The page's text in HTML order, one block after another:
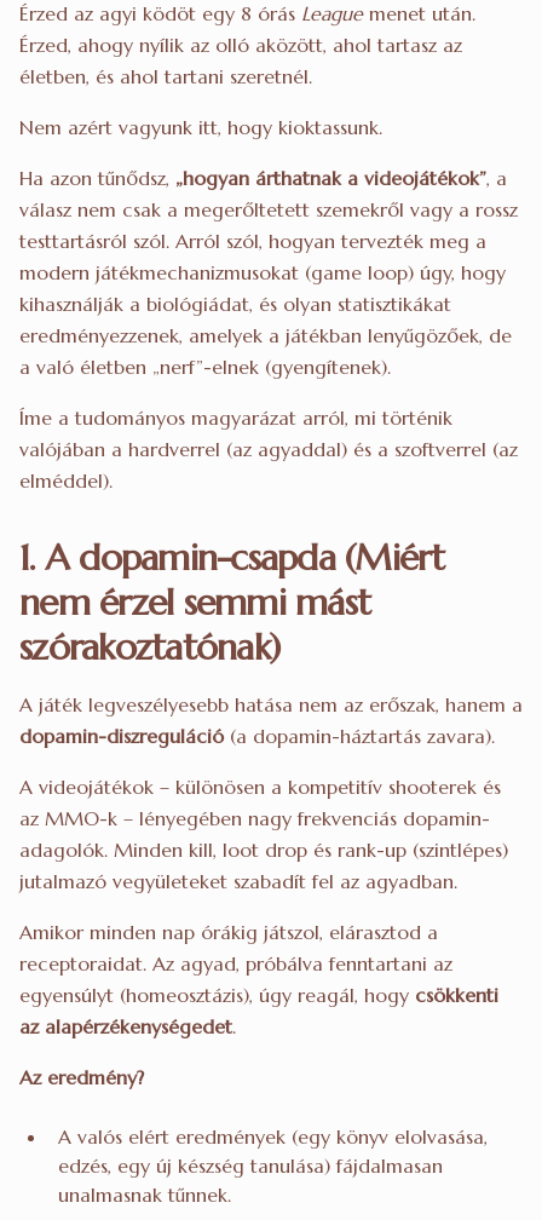
Érzed az agyi ködöt egy 8 órás Leaguemenet után.
Érzed, ahogy nyílik az olló aközött, ahol tartasz az
életben, és ahol tartani szeretnél.
Nem azért vagyunk itt, hogy kioktassunk.
Ha azon tűnődsz, „hogyan árthatnak a videojátékok”, a
válasz nem csak a megerőltetett szemekről vagy a rossz
testtartásról szól. Arról szól, hogyan tervezték meg a
modern játékmechanizmusokat (game loop) úgy, hogy
kihasználják a biológiádat, és olyan statisztikákat
eredményezzenek, amelyek a játékban lenyűgözőek, de
a való életben „nerf”-elnek (gyengítenek).
Íme a tudományos magyarázat arról, mi történik
valójában a hardverrel (az agyaddal) és a szoftverrel (az
elméddel).
1. A dopamin-csapda (Miért
nem érzel semmi mást
szórakoztatónak)
A játék legveszélyesebb hatása nem az erőszak, hanem a
dopamin-diszreguláció(a dopamin-háztartás zavara).
A videojátékok – különösen a kompetitív shooterek és
az MMO-k – lényegében nagy frekvenciás dopamin-
adagolók. Minden kill, loot drop és rank-up (szintlépes)
jutalmazó vegyületeket szabadít fel az agyadban.
Amikor minden nap órákig játszol, elárasztod a
receptoraidat. Az agyad, próbálva fenntartani az
egyensúlyt (homeosztázis), úgy reagál, hogy csökkenti
az alapérzékenységedet.
Az eredmény?
A valós elért eredmények (egy könyv elolvasása,
edzés, egy új készség tanulása) fájdalmasan
unalmasnak tűnnek.